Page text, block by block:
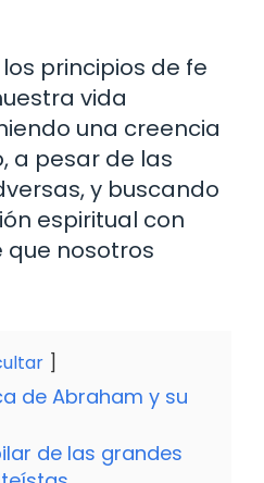
principios de fe
vida
una creencia
a pesar de las
y buscando
espiritual con
nosotros
de Abraham y su
de las grandes